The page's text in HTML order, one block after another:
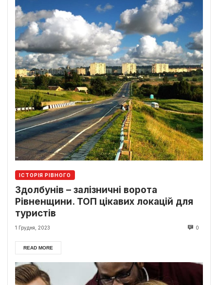
ІСТОРІЯ РІВНОГО
Здолбунів – залізничні ворота
Рівненщини. ТОП цікавих локацій для
туристів
1 Грудня, 2023 0
READ MORE